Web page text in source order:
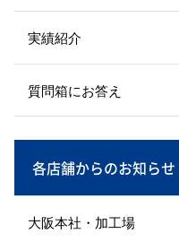
実績紹介
質問箱にお答え
各店舗からのお知らせ
大阪本社・加工場